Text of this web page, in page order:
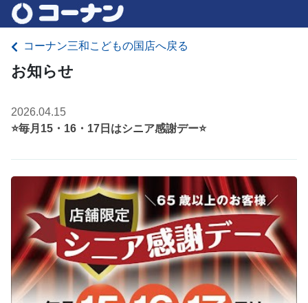
コーナン三和こどもの国店へ戻る
お知らせ
2026.04.15
⭐毎月15・16・17日はシニア感謝デー⭐